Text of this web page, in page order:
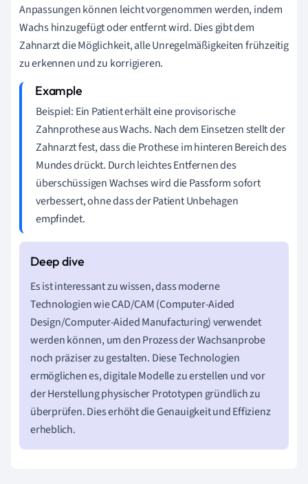
Anpassungen können leicht vorgenommen werden, indem
Wachs hinzugefügt oder entfernt wird. Dies gibt dem
Zahnarzt die Möglichkeit, alle Unregelmäßigkeiten frühzeitig
zu erkennen und zu korrigieren.
Beispiel: Ein Patient erhält eine provisorische
Zahnprothese aus Wachs. Nach dem Einsetzen stellt der
Zahnarzt fest, dass die Prothese im hinteren Bereich des
Mundes drückt. Durch leichtes Entfernen des
überschüssigen Wachses wird die Passform sofort
verbessert, ohne dass der Patient Unbehagen
empfindet.
Es ist interessant zu wissen, dass moderne
Technologien wie CAD/CAM (Computer-Aided
Design/Computer-Aided Manufacturing) verwendet
werden können, um den Prozess der Wachsanprobe
noch präziser zu gestalten. Diese Technologien
ermöglichen es, digitale Modelle zu erstellen und vor
der Herstellung physischer Prototypen gründlich zu
überprüfen. Dies erhöht die Genauigkeit und Effizienz
erheblich.